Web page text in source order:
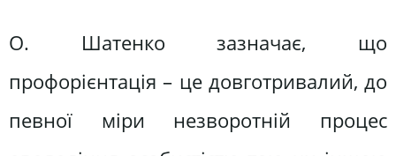
О. Шатенко зазначає, що
профорієнтація – це довготривалий, до
певної міри незворотній процес